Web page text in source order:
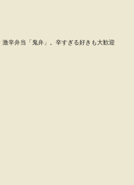
激辛弁当「鬼弁」。辛すぎる好きも大歓迎